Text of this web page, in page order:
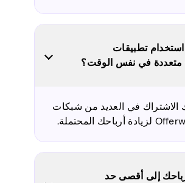
تطبيقات
الاشتراك في العديد من شبكات
إلى أقصى حد